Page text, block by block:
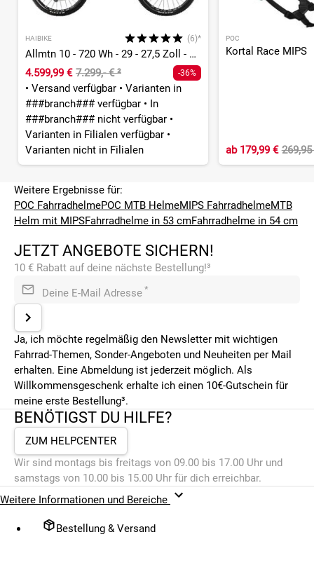
HAIBIKE (6)*
Allmtn 10 - 720 Wh - 29 - 27,5 Zoll - Fully
4.599,99 € 7.299,- €² -36%
• Versand verfügbar • Varianten in
###branch### verfügbar • In
###branch### nicht verfügbar •
Varianten in Filialen verfügbar •
Varianten nicht in Filialen
POC
Kortal Race MIPS
ab179,99 €
Weitere Ergebnisse für:
POC FahrradhelmePOC MTB HelmeMIPS FahrradhelmeMTB
Helm mit MIPSFahrradhelme in 53 cmFahrradhelme in 54 cm
JETZT ANGEBOTE SICHERN!
10 € Rabatt auf deine nächste Bestellung!³
Deine E-Mail Adresse *
Ja, ich möchte regelmäßig den Newsletter mit wichtigen
Fahrrad-Themen, Sonder-Angeboten und Neuheiten per Mail
erhalten. Eine Abmeldung ist jederzeit möglich. Als
Willkommensgeschenk erhalte ich einen 10€-Gutschein für
meine erste Bestellung³.
BENÖTIGST DU HILFE?
ZUM HELPCENTER
Wir sind montags bis freitags von 09.00 bis 17.00 Uhr und
samstags von 10.00 bis 15.00 Uhr für dich erreichbar.
Weitere Informationen und Bereiche
Bestellung & Versand